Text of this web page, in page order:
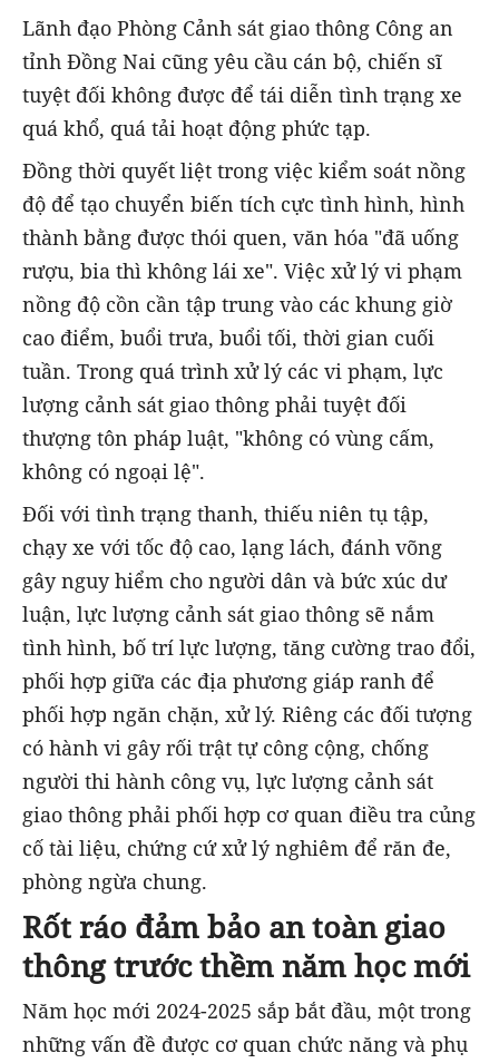
Lãnh đạo Phòng Cảnh sát giao thông Công an
tỉnh Đồng Nai cũng yêu cầu cán bộ, chiến sĩ
tuyệt đối không được để tái diễn tình trạng xe
quá khổ, quá tải hoạt động phức tạp.
Đồng thời quyết liệt trong việc kiểm soát nồng
độ để tạo chuyển biến tích cực tình hình, hình
thành bằng được thói quen, văn hóa "đã uống
rượu, bia thì không lái xe". Việc xử lý vi phạm
nồng độ cồn cần tập trung vào các khung giờ
cao điểm, buổi trưa, buổi tối, thời gian cuối
tuần. Trong quá trình xử lý các vi phạm, lực
lượng cảnh sát giao thông phải tuyệt đối
thượng tôn pháp luật, "không có vùng cấm,
không có ngoại lệ".
Đối với tình trạng thanh, thiếu niên tụ tập,
chạy xe với tốc độ cao, lạng lách, đánh võng
gây nguy hiểm cho người dân và bức xúc dư
luận, lực lượng cảnh sát giao thông sẽ nắm
tình hình, bố trí lực lượng, tăng cường trao đổi,
phối hợp giữa các địa phương giáp ranh để
phối hợp ngăn chặn, xử lý. Riêng các đối tượng
có hành vi gây rối trật tự công cộng, chống
người thi hành công vụ, lực lượng cảnh sát
giao thông phải phối hợp cơ quan điều tra củng
cố tài liệu, chứng cứ xử lý nghiêm để răn đe,
phòng ngừa chung.
Rốt ráo đảm bảo an toàn giao
thông trước thềm năm học mới
Năm học mới 2024-2025 sắp bắt đầu, một trong
những vấn đề được cơ quan chức năng và phụ